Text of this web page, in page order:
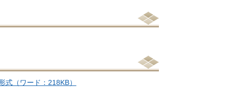
式（ワード：218KB）